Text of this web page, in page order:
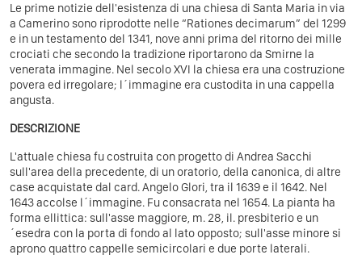
Le prime notizie dell'esistenza di una chiesa di Santa Maria in via
a Camerino sono riprodotte nelle “Rationes decimarum” del 1299
e in un testamento del 1341, nove anni prima del ritorno dei mille
crociati che secondo la tradizione riportarono da Smirne la
venerata immagine. Nel secolo XVI la chiesa era una costruzione
povera ed irregolare; l´immagine era custodita in una cappella
angusta.
DESCRIZIONE
L'attuale chiesa fu costruita con progetto di Andrea Sacchi
sull'area della precedente, di un oratorio, della canonica, di altre
case acquistate dal card. Angelo Glori, tra il 1639 e il 1642. Nel
1643 accolse l´immagine. Fu consacrata nel 1654. La pianta ha
forma ellittica: sull'asse maggiore, m. 28, il. presbiterio e un
´esedra con la porta di fondo al lato opposto; sull'asse minore si
aprono quattro cappelle semicircolari e due porte laterali.